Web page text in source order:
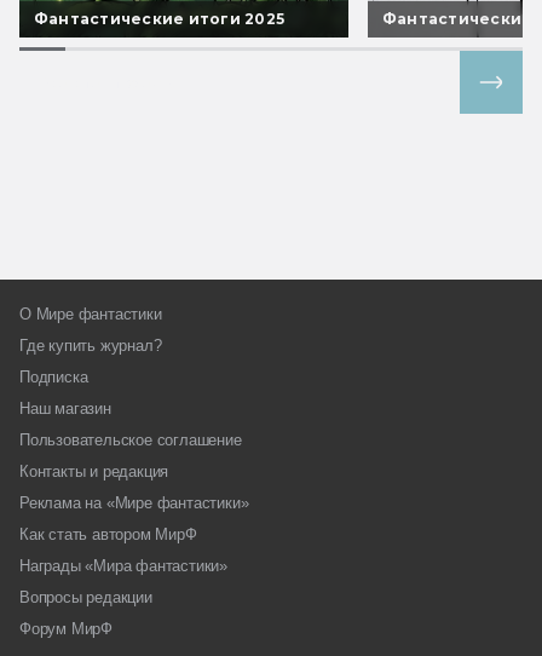
Фантастические итоги 2025 Фантастические
О Мире фантастики
Где купить журнал?
Подписка
Наш магазин
Пользовательское соглашение
Контакты и редакция
Реклама на «Мире фантастики»
Как стать автором МирФ
Награды «Мира фантастики»
Вопросы редакции
Форум МирФ